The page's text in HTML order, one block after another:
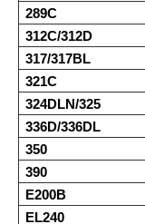
289C
312C/312D
317/317BL
321C
324DLN/325
336D/336DL
350
390
E200B
EL240